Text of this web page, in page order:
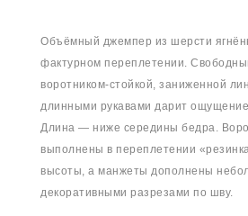
Объёмный джемпер из шерсти
фактурном переплетении.
воротником-стойкой, заниженной
длинными рукавами дарит ощущение
Длина — ниже середины бедра.
выполнены в переплетении
высоты, а манжеты дополнены
декоративными разрезами по шву.